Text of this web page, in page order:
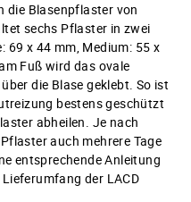
die Blasenpflaster von
sechs Pflaster in zwei
69 x 44 mm, Medium: 55 x
Fuß wird das ovale
die Blase geklebt. So ist
bestens geschützt
abheilen. Je nach
auch mehrere Tage
entsprechende Anleitung
der LACD